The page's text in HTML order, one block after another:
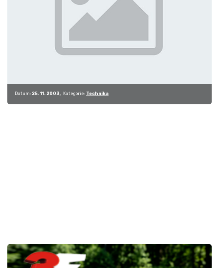
Datum: 25. 11. 2003 Kategorie: Technika